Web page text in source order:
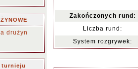
drużyn
turnieju
Zakończonych rund:
Liczba rund:
System rozgrywek: